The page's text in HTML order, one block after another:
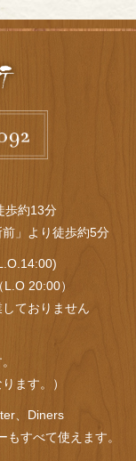
歩約13分
」より徒歩約5分
20:00）
ておりません
ます。）
、Diners
すべて使えます。